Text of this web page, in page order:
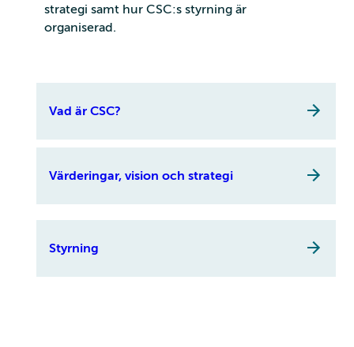
strategi samt hur CSC:s styrning är
organiserad.
Vad är CSC?
Värderingar, vision och strategi
Styrning